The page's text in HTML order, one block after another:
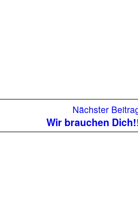
Nächster
Wir brauchen